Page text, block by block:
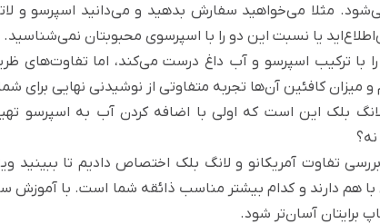
مثلا می‌خواهید سفارش بدهید و می‌دانید اسپرسوو
یا نسبت این دو را با اسپرسوی محبوبتان نمی‌شناسید.
را با ترکیب اسپرسو و آب داغ درست می‌کند، اما تفاوت‌های
میزان کافئین آن‌ها تجربه‌ متفاوتی از نوشیدنی نهایی برای
لانگ بلک این است که اولی با اضافه کردن آب به اسپرسو
تفاوت آمریکانو و لانگ بلک اختصاص دادیم تا ببینید
هم دارند و کدام بیشتر مناسب ذائقه شما است. با آموزش
برایتان آسان‌تر شود.